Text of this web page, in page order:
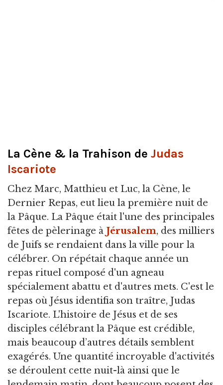
La Cène & la Trahison de Judas
Iscariote
Chez Marc, Matthieu et Luc, la Cène, le
Dernier Repas, eut lieu la première nuit de
la Pâque. La Pâque était l'une des principales
fêtes de pèlerinage à Jérusalem, des milliers
de Juifs se rendaient dans la ville pour la
célébrer. On répétait chaque année un
repas rituel composé d'un agneau
spécialement abattu et d'autres mets. C'est le
repas où Jésus identifia son traître, Judas
Iscariote. L'histoire de Jésus et de ses
disciples célébrant la Pâque est crédible,
mais beaucoup d’autres détails semblent
exagérés. Une quantité incroyable d'activités
se déroulent cette nuit-là ainsi que le